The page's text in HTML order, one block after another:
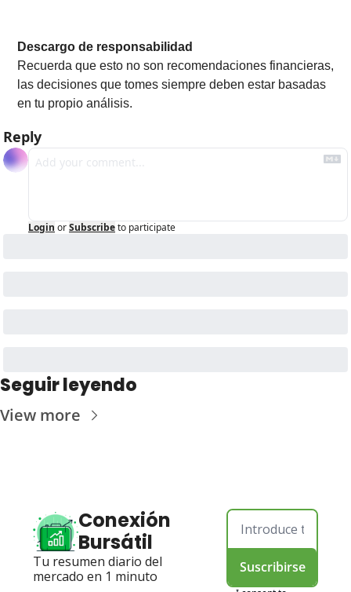
Descargo de responsabilidad
Recuerda que esto no son recomendaciones financieras,
las decisiones que tomes siempre deben estar basadas
en tu propio análisis.
Reply
Login orSubscribeto participate
Seguir leyendo
View more
Conexión
Bursátil
Tu resumen diario del
mercado en 1 minuto
Suscribirse